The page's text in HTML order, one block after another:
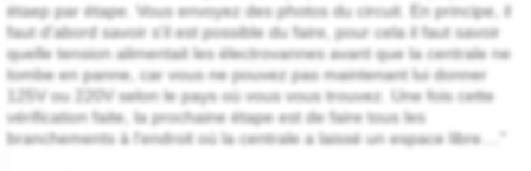
étaep par étape. Vous envoyez des photos du circuit. En principe, il
faut d'abord savoir s'il est possible du faire, pour cela il faut savoir
quelle tension alimentait les électrovannes avant que la centrale ne
tombe en panne, car vous ne pouvez pas maintenant lui donner
125V ou 220V selon le pays où vous vous trouvez. Une fois cette
vérification faite, la prochaine étape est de faire tous les
branchements à l'endroit où la centrale a laissé un espace libre...."